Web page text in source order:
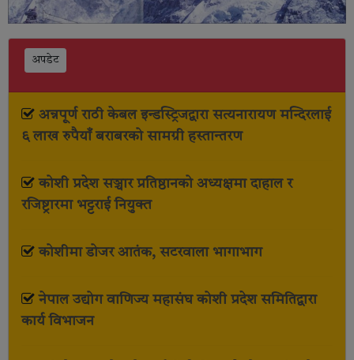
अपडेट
अन्नपूर्ण राठी केबल इन्डस्ट्रिजद्वारा सत्यनारायण मन्दिरलाई
६ लाख रुपैयाँ बराबरको सामग्री हस्तान्तरण
कोशी प्रदेश सञ्चार प्रतिष्ठानको अध्यक्षमा दाहाल र
रजिष्ट्रारमा भट्टराई नियुक्त
कोशीमा डोजर आतंक, सटरवाला भागाभाग
नेपाल उद्योग वाणिज्य महासंघ कोशी प्रदेश समितिद्वारा
कार्य विभाजन